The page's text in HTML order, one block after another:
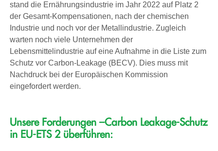
stand die Ernährungsindustrie im Jahr 2022 auf Platz 2
der Gesamt-Kompensationen, nach der chemischen
Industrie und noch vor der Metallindustrie. Zugleich
warten noch viele Unternehmen der
Lebensmittelindustrie auf eine Aufnahme in die Liste zum
Schutz vor Carbon-Leakage (BECV). Dies muss mit
Nachdruck bei der Europäischen Kommission
eingefordert werden.
Unsere Forderungen –Carbon Leakage-Schutz
in EU-ETS 2 überführen: